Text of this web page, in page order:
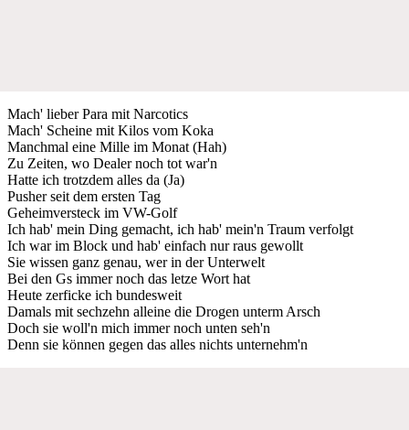
Mach' lieber Para mit Narcotics
Mach' Scheine mit Kilos vom Koka
Manchmal eine Mille im Monat (Hah)
Zu Zeiten, wo Dealer noch tot war'n
Hatte ich trotzdem alles da (Ja)
Pusher seit dem ersten Tag
Geheimversteck im VW-Golf
Ich hab' mein Ding gemacht, ich hab' mein'n Traum verfolgt
Ich war im Block und hab' einfach nur raus gewollt
Sie wissen ganz genau, wer in der Unterwelt
Bei den Gs immer noch das letze Wort hat
Heute zerficke ich bundesweit
Damals mit sechzehn alleine die Drogen unterm Arsch
Doch sie woll'n mich immer noch unten seh'n
Denn sie können gegen das alles nichts unternehm'n